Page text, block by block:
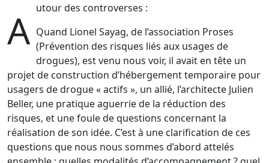
A utour des controverses :
Quand Lionel Sayag, de l’association Proses
(Prévention des risques liés aux usages de
drogues), est venu nous voir, il avait en tête un
projet de construction d’hébergement temporaire pour
usagers de drogue « actifs », un allié, l’architecte Julien
Beller, une pratique aguerrie de la réduction des
risques, et une foule de questions concernant la
réalisation de son idée. C’est à une clarification de ces
questions que nous nous sommes d’abord attelés